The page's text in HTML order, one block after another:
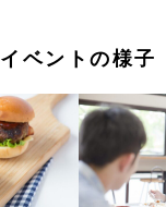
イベントの様子